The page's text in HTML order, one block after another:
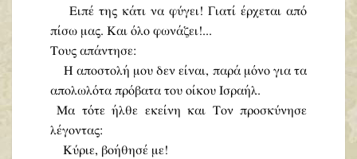
Ειπέ της κάτι να φύγει! Γιατί έρχεται από
πίσω μας. Και όλο φωνάζει!...
Τους απάντησε:
Η αποστολή μου δεν είναι, παρά μόνο για τα
απολωλότα πρόβατα του οίκου Ισραήλ.
Μα τότε ήλθε εκείνη και Τον προσκύνησε
λέγοντας:
Κύριε, βοήθησέ με!